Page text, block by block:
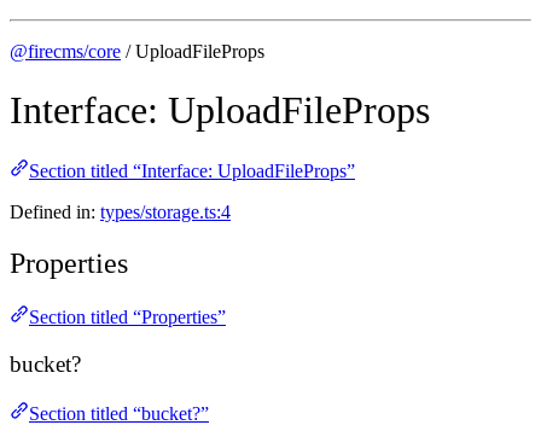
@firecms/core / UploadFileProps
Interface: UploadFileProps
Section titled “Interface: UploadFileProps”
Defined in: types/storage.ts:4
Properties
Section titled “Properties”
bucket?
Section titled “bucket?”